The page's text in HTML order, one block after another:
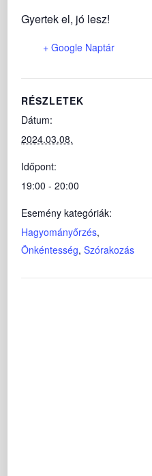
Gyertek el, jó lesz!
+ Google Naptár
RÉSZLETEK
Dátum:
2024.03.08.
Időpont:
19:00 - 20:00
Esemény kategóriák:
Hagyományőrzés,
Önkéntesség,Szórakozás